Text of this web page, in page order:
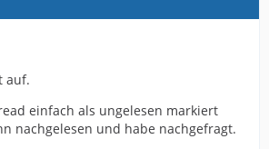
auf.
einfach als ungelesen markiert
nachgelesen und habe nachgefragt.